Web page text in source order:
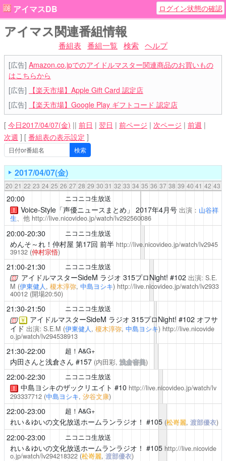
アイマスDB ログイン状態の確認
アイマス関連番組情報
番組表 番組一覧 検索 ヘルプ
[広告] Amazon.co.jpでのアイドルマスター関連商品のお買いもの
はこちらから
[広告]
【楽天市場】Apple Gift Card 認定店
[広告]
【楽天市場】Google Play ギフトコード 認定店
[ 今日2017/04/07(金) || 前日 | 翌日 | 前ページ | 次ページ | 前週 |
次週 ] [ 番組表の表示設定 ]
2017/04/07(金)
20 21 22 23 24 25 26 27 28 29 30 31 32 33 34 35 36 37 38 39 40 41 42 43
20:00 ニコニコ生放送
！ Voice-Style「声優ニュースまとめ」 2017年4月号 出演： 山谷祥
生、他 http://live.nicovideo.jp/watch/lv292560086
20:00-20:30 ニコニコ生放送
めんそ～れ！仲村屋 第17回 前半 http://live.nicovideo.jp/watch/lv2945
39132 (仲村宗悟)
21:00-21:30 ニコニコ生放送
アイドルマスターSideM ラジオ 315プロNight! #102 出演: S.E.
M (伊東健人, 榎木淳弥, 中島ヨシキ) http://live.nicovideo.jp/watch/lv2933
40012(開場20:50)
21:30-21:50 ニコニコ生放送
￥ アイドルマスターSideM ラジオ 315プロNight! #102 オフサ
イド 出演: S.E.M (伊東健人, 榎木淳弥, 中島ヨシキ) http://live.nicovide
o.jp/watch/lv294538913
21:30-22:00 超！A&G+
内田さんと浅倉さん #157 (内田彩,浅倉杏美)
22:00-22:30 ニコニコ生放送
！ 中島ヨシキのザックリエイト #10 http://live.nicovideo.jp/watch/lv
293337712 (中島ヨシキ, 汐谷文康)
22:00-23:00 超！A&G+
れい＆ゆいの文化放送ホームランラジオ！ #105 (松嵜麗, 渡部優衣)
22:00-23:00 ニコニコ生放送
れい＆ゆいの文化放送ホームランラジオ！ #105 http://live.nicovide
o.jp/watch/lv294218322 (松嵜麗, 渡部優衣)